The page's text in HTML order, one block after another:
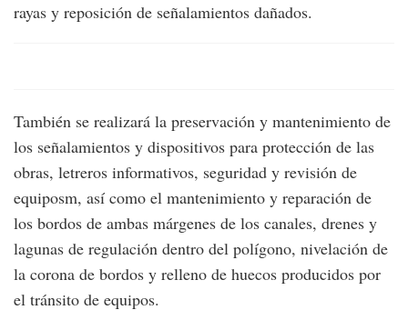
rayas y reposición de señalamientos dañados.
También se realizará la preservación y mantenimiento de
los señalamientos y dispositivos para protección de las
obras, letreros informativos, seguridad y revisión de
equiposm, así como el mantenimiento y reparación de
los bordos de ambas márgenes de los canales, drenes y
lagunas de regulación dentro del polígono, nivelación de
la corona de bordos y relleno de huecos producidos por
el tránsito de equipos.